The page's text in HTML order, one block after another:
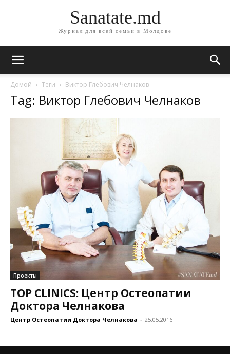
Sanatate.md
Журнал для всей семьи в Молдове
Домой Теги Виктор Глебович Челнаков
Tag: Виктор Глебович Челнаков
Проекты
TOP CLINICS: Центр Остеопатии
Доктора Челнакова
Центр Остеопатии Доктора Челнакова - 25.05.2016